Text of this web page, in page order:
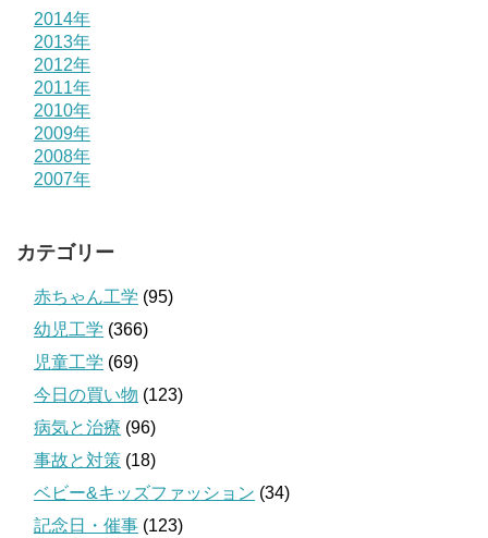
2014年
2013年
2012年
2011年
2010年
2009年
2008年
2007年
カテゴリー
赤ちゃん工学 (95)
幼児工学 (366)
児童工学 (69)
今日の買い物 (123)
病気と治療 (96)
事故と対策 (18)
ベビー&キッズファッション (34)
記念日・催事 (123)